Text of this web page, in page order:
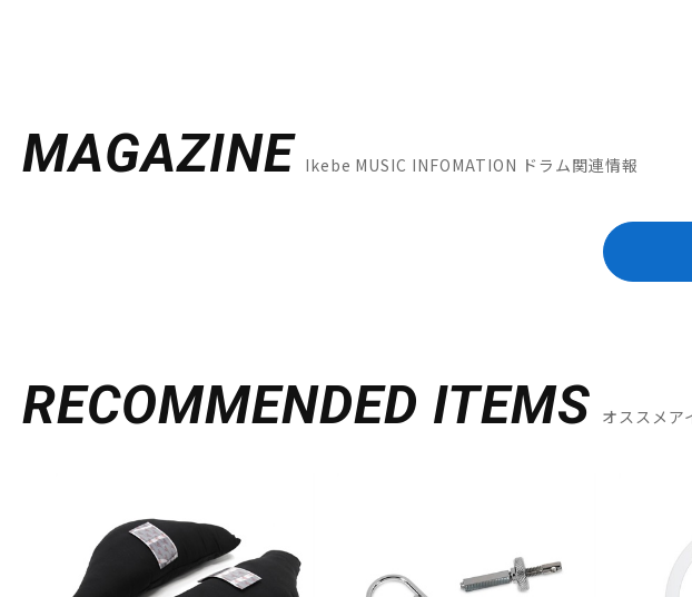
MAGAZINE Ikebe MUSIC INFOMATION ドラム関連情報
RECOMMENDED ITEMS オススメア